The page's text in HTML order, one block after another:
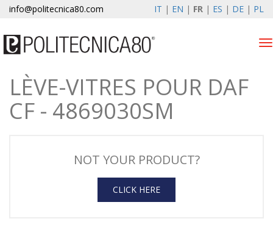
info@politecnica80.com IT | EN | FR | ES | DE | PL
lunedì 10 agosto 2026
Lève-vitres électriques
Societe
LÈVE-VITRES POUR DAF
CF - 4869030SM
NOT YOUR PRODUCT?
CLICK HERE